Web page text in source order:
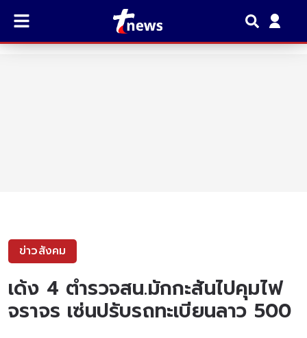
ข่าวสังคม
เด้ง 4 ตำรวจสน.มักกะสันไปคุมไฟ
จราจร เซ่นปรับรถทะเบียนลาว 500